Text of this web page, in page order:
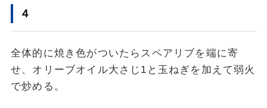
４
全体的に焼き色がついたらスペアリブを端に寄
せ、オリーブオイル大さじ1と玉ねぎを加えて弱火
で炒める。